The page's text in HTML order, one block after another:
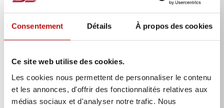
Consentement Détails À propos des cookies
Ce site web utilise des cookies.
Les cookies nous permettent de personnaliser le contenu
et les annonces, d'offrir des fonctionnalités relatives aux
médias sociaux et d'analyser notre trafic. Nous